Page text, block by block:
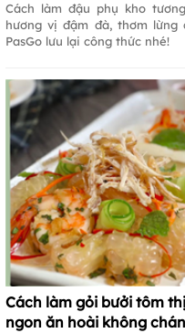
Cách làm đậu phụ kho
hương vị đậm đà, thơm lừng
PasGo lưu lại công thức nhé!
Cách làm gỏi bưởi tôm
ngon ăn hoài không chán